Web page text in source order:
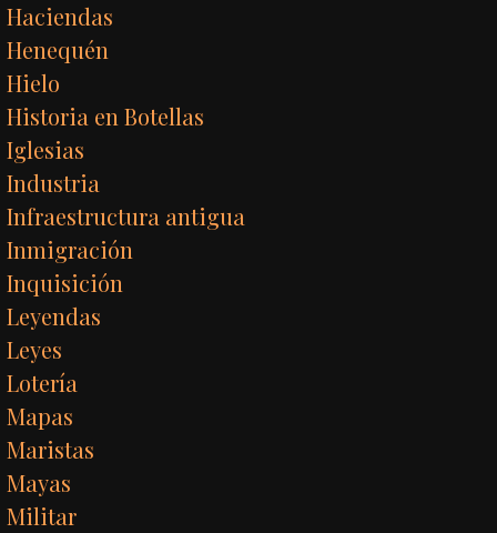
Haciendas
Henequén
Hielo
Historia en Botellas
Iglesias
Industria
Infraestructura antigua
Inmigración
Inquisición
Leyendas
Leyes
Lotería
Mapas
Maristas
Mayas
Militar